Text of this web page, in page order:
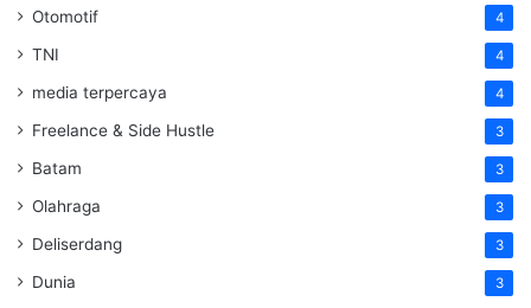
Otomotif 4
TNI 4
media terpercaya 4
Freelance & Side Hustle 3
Batam 3
Olahraga 3
Deliserdang 3
Dunia 3